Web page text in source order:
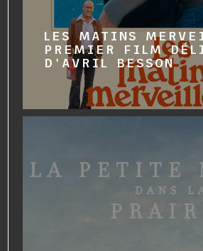
LES MATINS
PREMIER FILM
D'AVRIL BESSON